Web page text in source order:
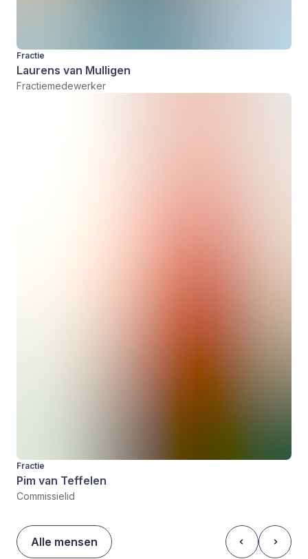
Fractie
Laurens van Mulligen
Fractiemedewerker
Fractie
Pim van Teffelen
Commissielid
Alle mensen